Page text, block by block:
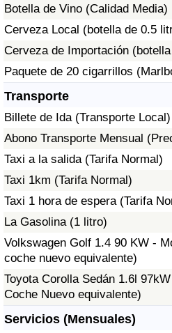
Botella de Vino (Calidad Media)
Cerveza Local (botella de 0.5
Cerveza de Importación
Paquete de 20 cigarrillos
Transporte
Billete de Ida (Transporte Local)
Abono Transporte Mensual
Taxi a la salida (Tarifa Normal)
Taxi 1km (Tarifa Normal)
Taxi 1 hora de espera (Tarifa
La Gasolina (1 litro)
Volkswagen Golf 1.4 90 KW -
coche nuevo equivalente)
Toyota Corolla Sedán 1.6l
Coche Nuevo equivalente)
Servicios (Mensuales)
Índice de Tráfico
Índice de Tráfico (Actual)
Índice de Tráfico por País